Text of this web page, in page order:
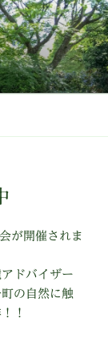
ムページ
が開催されま
ドバイザー
の自然に触
！